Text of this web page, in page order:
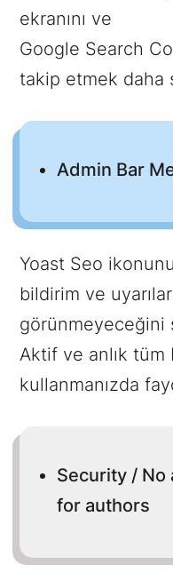
ekranını ve
Google Search
takip etmek daha
Admin Bar
Yoast Seo
bildirim ve
görünmeyeceğini
Aktif ve anlık
kullanmanızda
Security / No
for authors